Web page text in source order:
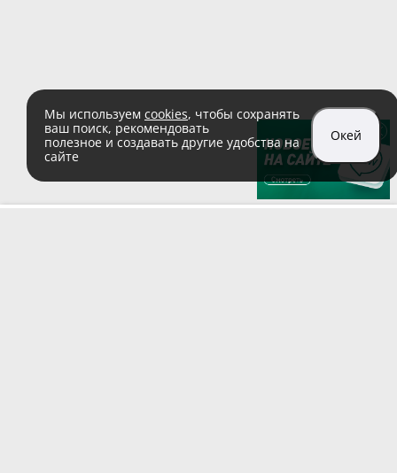
Мы используем cookies, чтобы сохранять
ваш поиск, рекомендовать
полезное и создавать другие удобства на
сайте
Окей